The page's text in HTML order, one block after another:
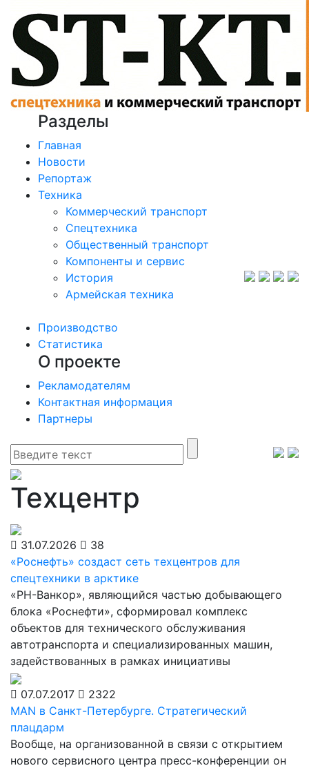
Разделы
Главная
Новости
Репортаж
Техника
Коммерческий транспорт
Спецтехника
Общественный транспорт
Компоненты и сервис
История
Армейская техника
Производство
Статистика
О проекте
Рекламодателям
Контактная информация
Партнеры
Техцентр
31.07.2026
38
«Роснефть» создаст сеть техцентров для
спецтехники в арктике
«РН-Ванкор», являющийся частью добывающего
блока «Роснефти», сформировал комплекс
объектов для технического обслуживания
автотранспорта и специализированных машин,
задействованных в рамках инициативы
07.07.2017
2322
MAN в Санкт-Петербурге. Стратегический
плацдарм
Вообще, на организованной в связи с открытием
нового сервисного центра пресс-конференции он